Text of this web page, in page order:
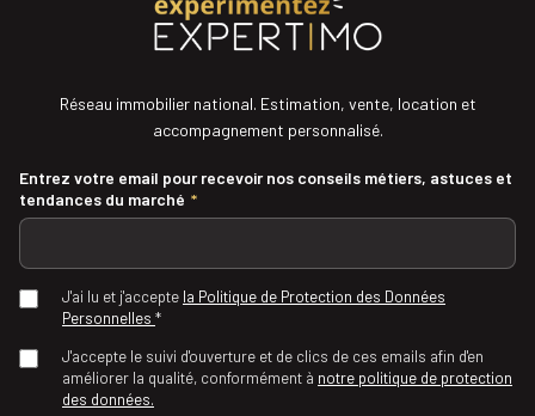
Réseau immobilier national. Estimation, vente, location et
accompagnement personnalisé.
Entrez votre email pour recevoir nos conseils métiers, astuces et
tendances du marché *
J'ai lu et j'accepte la Politique de Protection des Données
Personnelles *
J'accepte le suivi d'ouverture et de clics de ces emails afin d'en
améliorer la qualité, conformément à notre politique de protection
des données.